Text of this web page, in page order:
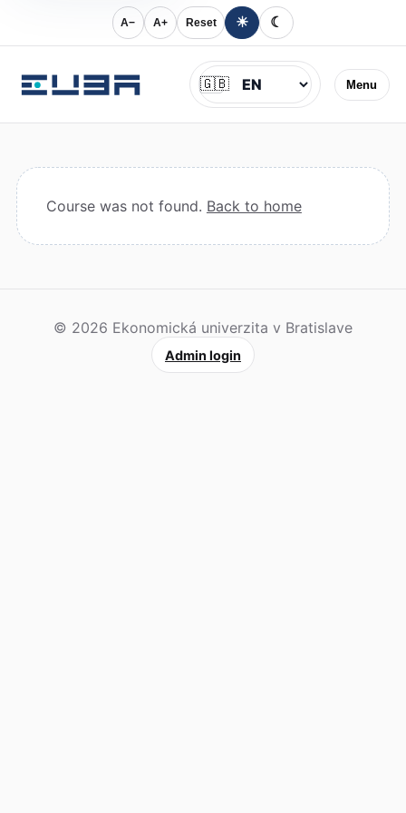
A− A+ Reset ☀ ☾
Menu
Jazyk
🇬🇧
Course was not found. Back to home
© 2026 Ekonomická univerzita v Bratislave
Admin login